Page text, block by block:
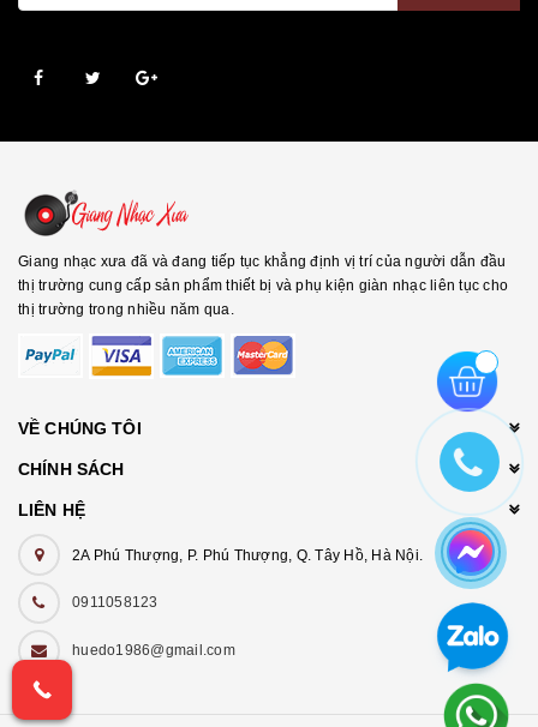
Giang nhạc xưa đã và đang tiếp tục khẳng định vị trí của người dẫn đầu
thị trường cung cấp sản phẩm thiết bị và phụ kiện giàn nhạc liên tục cho
thị trường trong nhiều năm qua.
VỀ CHÚNG TÔI
CHÍNH SÁCH
LIÊN HỆ
2A Phú Thượng, P. Phú Thượng, Q. Tây Hồ, Hà Nội.
0911058123
huedo1986@gmail.com